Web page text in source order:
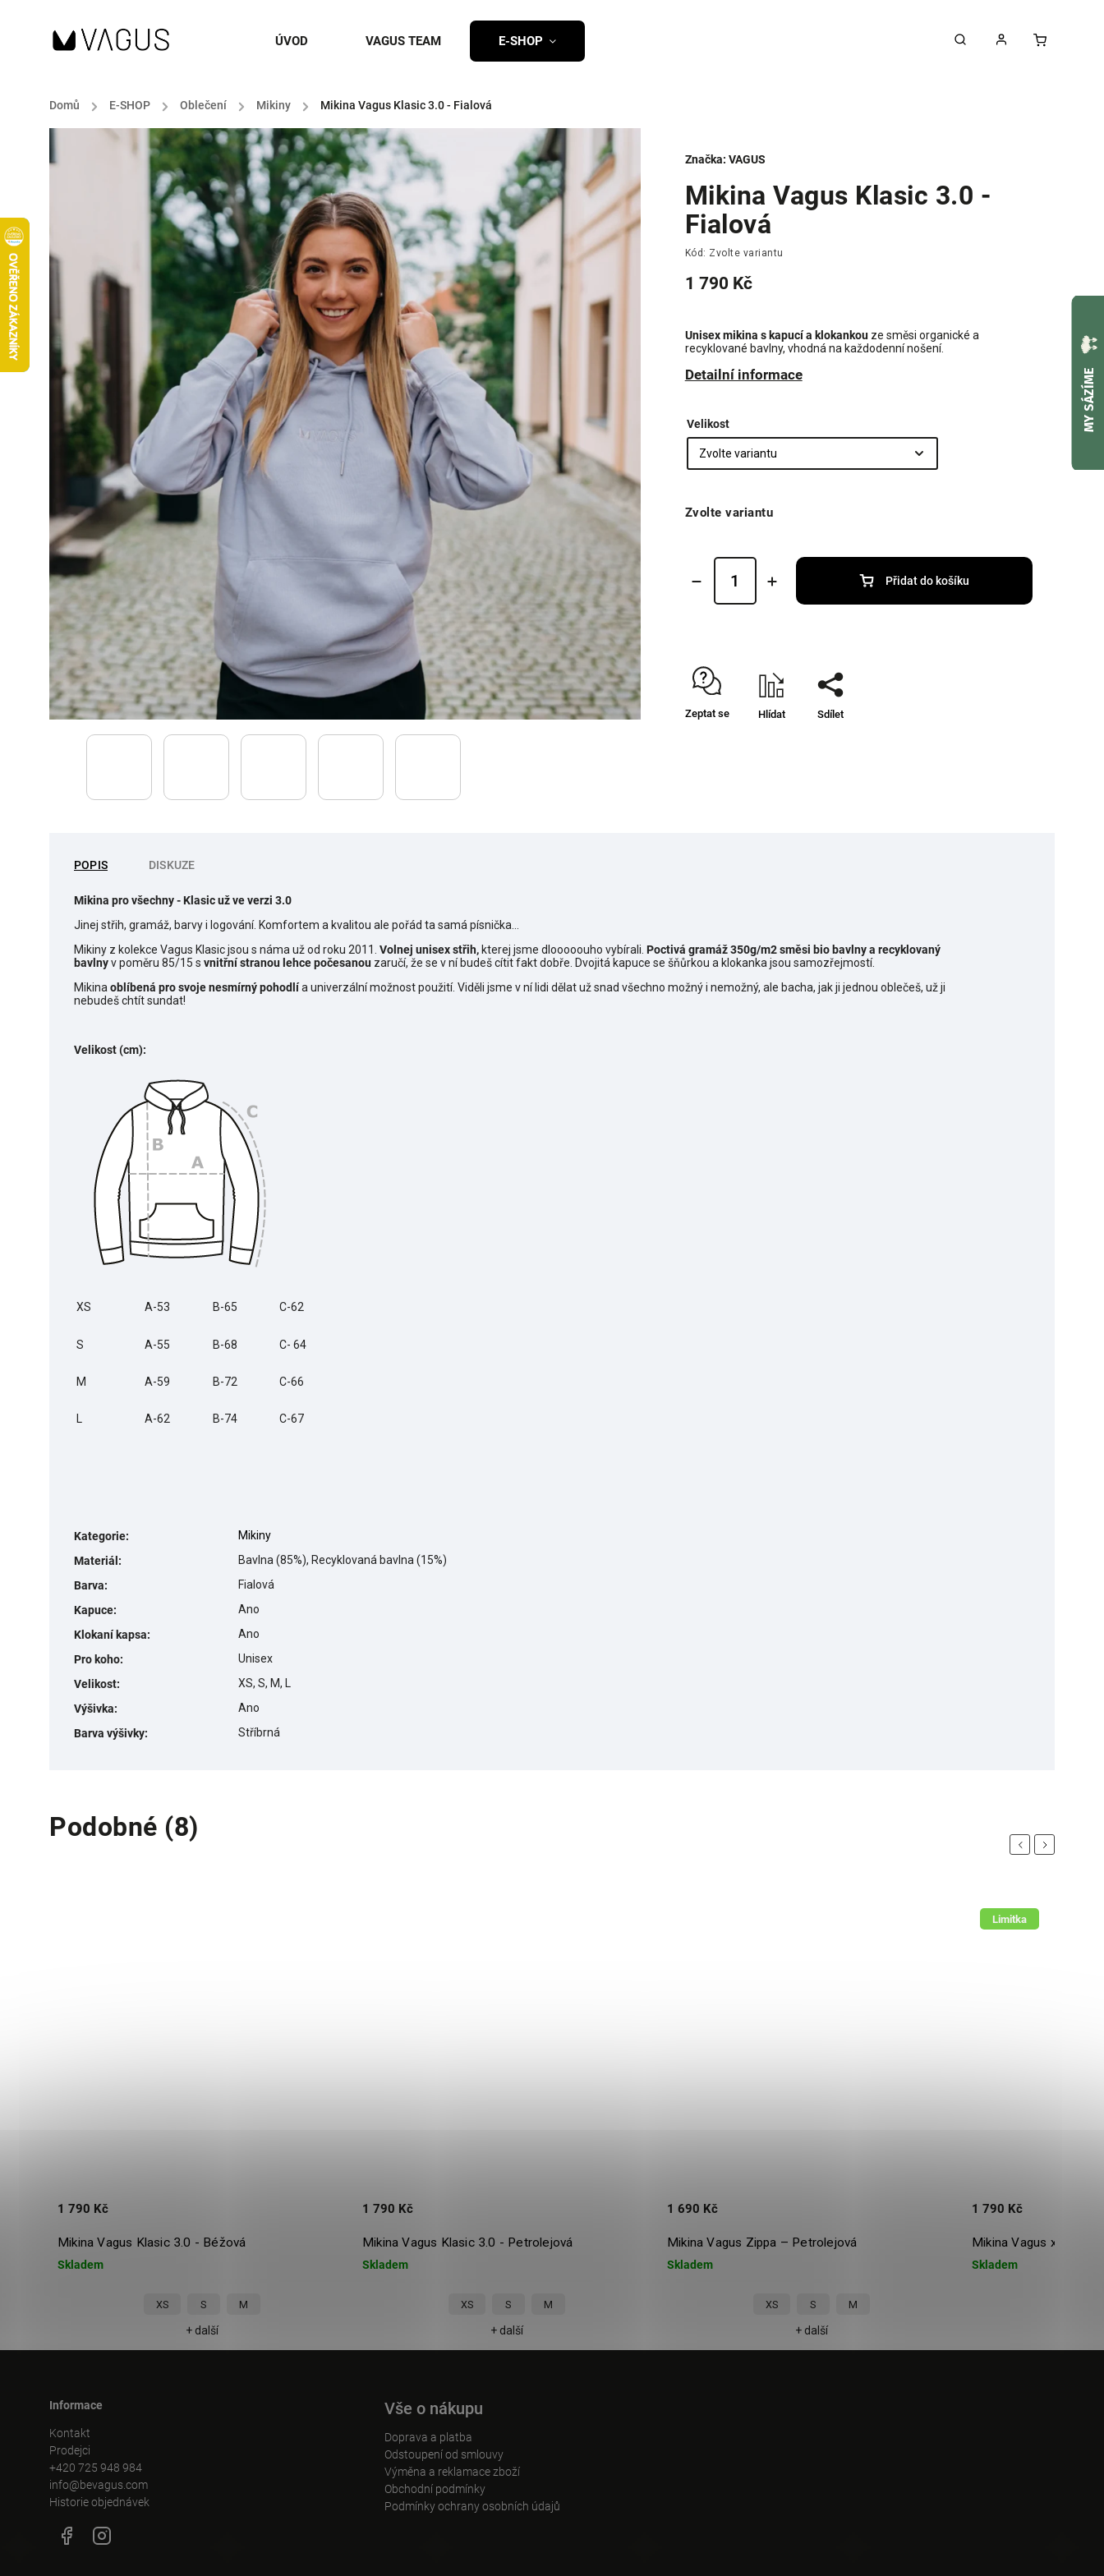
ÚVOD VAGUS TEAM E-SHOP
Domů / E-SHOP / Oblečení / Mikiny / Mikina Vagus Klasic 3.0 - Fialová
Mikina Vagus Klasic 3.0 -
Fialová
Kód: Zvolte variantu
1 790 Kč
Unisex mikina s kapucí a klokankouze směsi organické a
recyklované bavlny, vhodná na každodenní nošení.
Detailní informace
Značka: VAGUS
Velikost
Zvolte variantu
Přidat do košíku
Zeptat se Hlídat Sdílet
POPIS DISKUZE
Mikina pro všechny- Klasic už ve verzi 3.0
Jinej střih, gramáž, barvy i logování. Komfortem a kvalitou ale pořád ta samá písnička...
Mikiny z kolekce Vagus Klasic jsou s náma už od roku 2011. Volnej unisex střih, kterej jsme dlooooouho vybírali. Poctivá gramáž 350g/m2 směsi bio bavlny a recyklovaný
bavlnyv poměru 85/15 s vnitřní stranou lehce počesanou zaručí, že se v ní budeš cítit fakt dobře. Dvojitá kapuce se šňůrkou a klokanka jsou samozřejmostí.
Mikina oblíbená pro svoje nesmírný pohodlía univerzální možnost použití. Viděli jsme v ní lidi dělat už snad všechno možný i nemožný, ale bacha, jak ji jednou oblečeš, už ji
nebudeš chtít sundat!
Velikost (cm):
XS A-53 B-65 C-62
S A-55 B-68 C- 64
M A-59 B-72 C-66
L A-62 B-74 C-67
Kategorie:
Mikiny
Materiál :
Bavlna (85%), Recyklovaná bavlna (15%)
Barva:
Fialová
Kapuce:
Ano
Klokaní kapsa:
Ano
Pro koho:
Unisex
Velikost:
XS, S, M, L
Výšivka:
Ano
Barva výšivky: Stříbrná
Podobné (8)
Previous
Mikina Vagus Klasic 3.0 - Béžová
Skladem
1 790 Kč
XS M
+ další
Mikina Vagus Klasic 3.0 - Petrolejová
Skladem
1 790 Kč
XS M
+ další
Mikina Vagus Zippa – Petrolejová
Skladem
1 690 Kč
XS M
+ další
Limitka
Mikina Vagus x Dětský
Skladem
1 790 Kč
Next
Informace
Kontakt
Prodejci
+420 725 948 984
info@bevagus.com
Historie objednávek
Vše o nákupu
Doprava a platba
Odstoupení od smlouvy
Výměna a reklamace zboží
Obchodní podmínky
Podmínky ochrany osobních údajů
MY SÁZÍME